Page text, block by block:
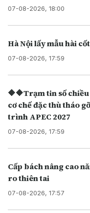
07-08-2026, 18:00
Hà Nội lấy mẫu hài
07-08-2026, 17:59
🔶🔶Trạm tin số
cơ chế đặc thù tháo
trình APEC 2027
07-08-2026, 17:59
Cấp bách nâng cao
ro thiên tai
07-08-2026, 17:57